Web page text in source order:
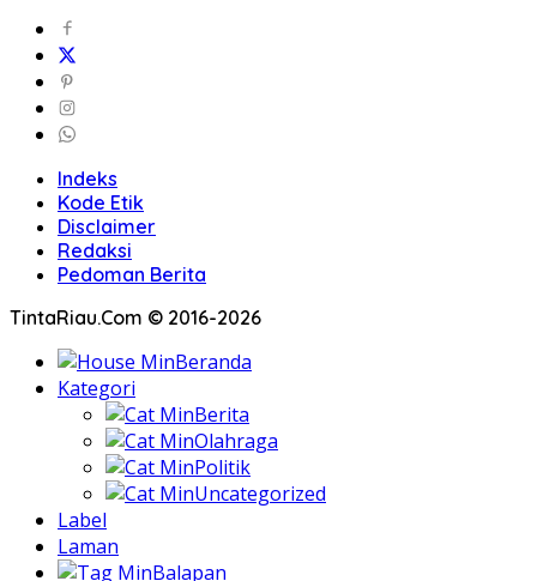
Indeks
Kode Etik
Disclaimer
Redaksi
Pedoman Berita
TintaRiau.Com © 2016-2026
Beranda
Kategori
Berita
Olahraga
Politik
Uncategorized
Label
Laman
Balapan